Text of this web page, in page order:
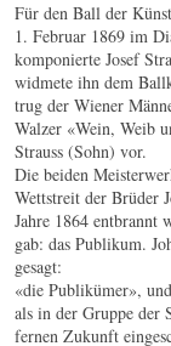
Für den Ball der
1. Februar 1869 im
komponierte Josef
widmete ihn dem
trug der Wiener
Walzer «Wein, Weib
Strauss (Sohn) vor.
Die beiden
Wettstreit der Brüder
Jahre 1864 entbrannt
gab: das Publikum.
gesagt:
«die Publikümer»,
als in der Gruppe der
fernen Zukunft